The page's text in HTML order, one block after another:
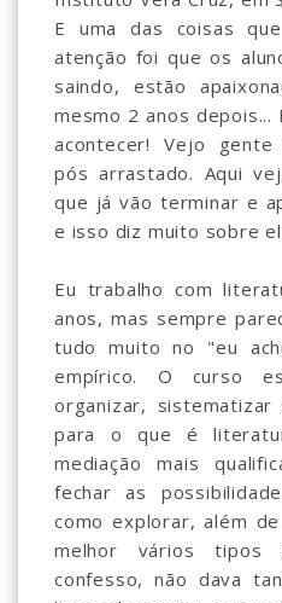
E uma das coisas
atenção foi que os
saindo, estão
mesmo 2 anos
acontecer! Vejo
pós arrastado. Aqui
que já vão terminar e
e isso diz muito sobre
Eu trabalho com
anos, mas sempre
tudo muito no "eu
empírico. O curso
organizar,
para o que é
mediação mais
fechar as
como explorar, além
melhor vários
confesso, não dava